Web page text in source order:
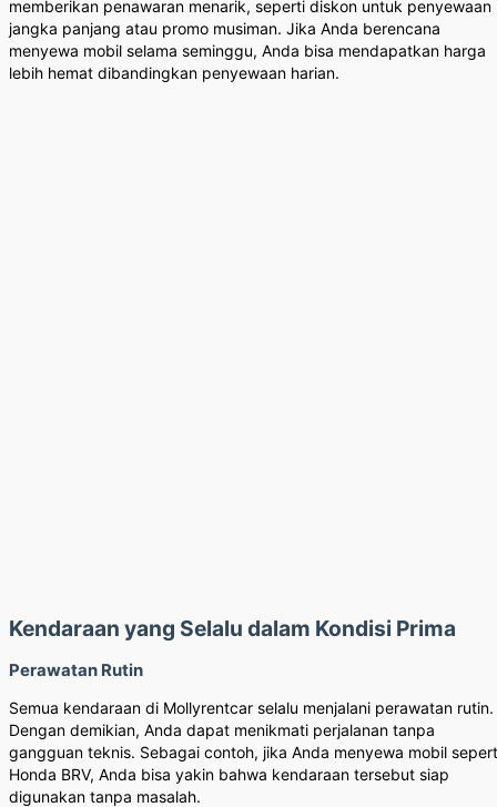
memberikan penawaran menarik, seperti diskon untuk penyewaan
jangka panjang atau promo musiman. Jika Anda berencana
menyewa mobil selama seminggu, Anda bisa mendapatkan harga
lebih hemat dibandingkan penyewaan harian.
Kendaraan yang Selalu dalam Kondisi Prima
Perawatan Rutin
Semua kendaraan di Mollyrentcar selalu menjalani perawatan rutin.
Dengan demikian, Anda dapat menikmati perjalanan tanpa
gangguan teknis. Sebagai contoh, jika Anda menyewa mobil
Honda BRV, Anda bisa yakin bahwa kendaraan tersebut siap
digunakan tanpa masalah.